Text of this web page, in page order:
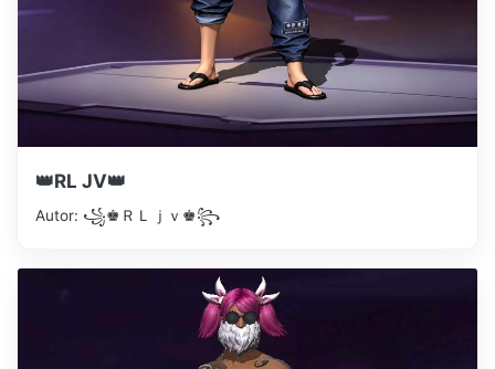
👑RL JV👑
Autor: ꧁♚ＲＬㅤｊｖ♚꧂